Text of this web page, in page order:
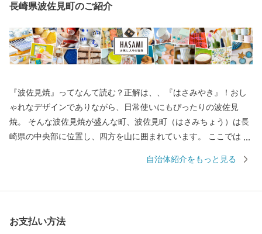
長崎県波佐見町のご紹介
『波佐見焼』ってなんて読む？正解は、、『はさみやき』！おし
ゃれなデザインでありながら、日常使いにもぴったりの波佐見
焼。 そんな波佐見焼が盛んな町、波佐見町（はさみちょう）は長
崎県の中央部に位置し、四方を山に囲まれています。 ここでは、
な自然のなかで、お米やお茶、アスパラガスなどの農畜産業が行
こで焼かれた「くらわんか碗」が全国に出荷され、当時貴重品で
自治体紹介をもっと見る
お支払い方法